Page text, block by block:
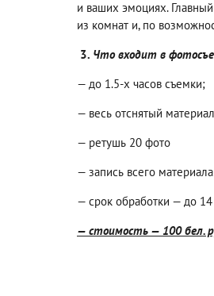
и ваших эмоциях.
из комнат и, по
3. Что входит в
— до 1.5-х часов съемки;
— весь отснятый
— ретушь 20 фото
— запись всего
— срок обработки — до
— стоимость — 100 бел.